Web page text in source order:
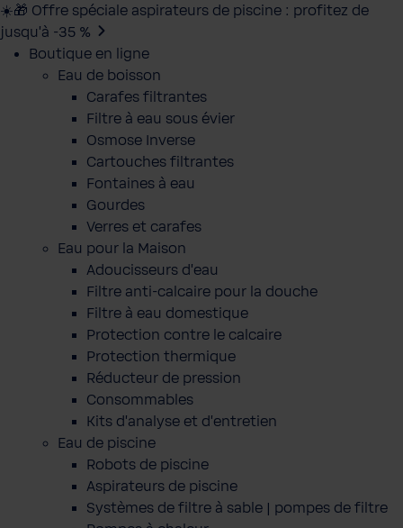
☀️🎁 Offre spéciale aspirateurs de piscine : profitez de
jusqu’à -35 %
Boutique en ligne
Eau de boisson
Carafes filtrantes
Filtre à eau sous évier
Osmose Inverse
Cartouches filtrantes
Fontaines à eau
Gourdes
Verres et carafes
Eau pour la Maison
Adoucisseurs d'eau
Filtre anti-calcaire pour la douche
Filtre à eau domestique
Protection contre le calcaire
Protection thermique
Réducteur de pression
Consommables
Kits d'analyse et d'entretien
Eau de piscine
Robots de piscine
Aspirateurs de piscine
Systèmes de filtre à sable | pompes de filtre